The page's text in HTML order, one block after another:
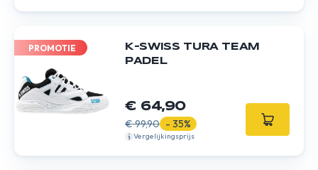
PROMOTIE
K-SWISS TURA TEAM
PADEL
€ 64,90
€ 99,90 - 35%
Vergelijkingsprijs